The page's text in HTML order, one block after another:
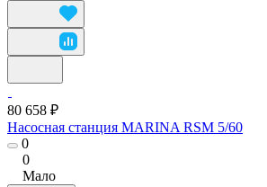
80 658 ₽
Насосная станция MARINA RSM 5/60
0
0
Мало